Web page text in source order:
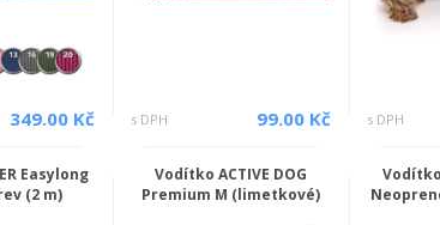
349.00 Kč s DPH 99.00 Kč s DPH
Easylong
(2 m)
Vodítko ACTIVE DOG
Premium M (limetkové)
Vodítko